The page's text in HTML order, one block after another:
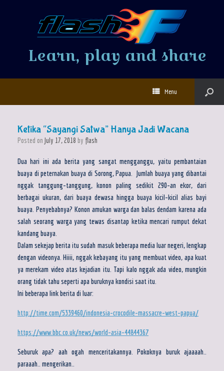
Learn, play and share
Menu
Ketika “Sayangi Satwa” Hanya Jadi Wacana
Posted on July 17, 2018 by flash
Dua hari ini ada berita yang sangat mengganggu, yaitu pembantaian
buaya di peternakan buaya di Sorong, Papua. Jumlah buaya yang dibantai
nggak tanggung-tanggung, konon paling sedikit 290-an ekor, dari
berbagai ukuran, dari buaya dewasa hingga buaya kicil-kicil alias bayi
buaya. Penyebabnya? Konon amukan warga dan balas dendam karena ada
salah seorang warga yang tewas disantap ketika mencari rumput dekat
kandang buaya.
Dalam sekejap berita itu sudah masuk beberapa media luar negeri, lengkap
dengan videonya. Hiiii, nggak kebayang itu yang membuat video, apa kuat
ya merekam video atas kejadian itu. Tapi kalo nggak ada video, mungkin
orang tidak tahu seperti apa buruknya kondisi saat itu.
Ini beberapa link berita di luar:
http://time.com/5339460/indonesia-crocodile-massacre-west-papua/
https://www.bbc.co.uk/news/world-asia-44844367
Seburuk apa? aah ogah menceritakannya. Pokoknya buruk ajaaaah..
paraaah.. mengerikan..